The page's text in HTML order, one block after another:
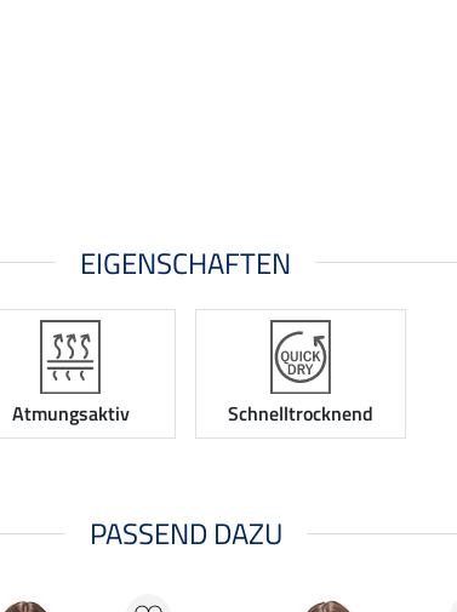
EIGENSCHAFTEN
Atmungsaktiv Schnelltrocknend
PASSEND DAZU